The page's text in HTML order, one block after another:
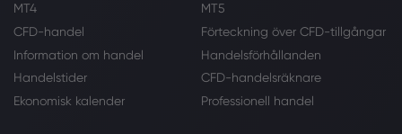
MT4
MT5
CFD-handel
Förteckning över CFD-tillgångar
Information om handel
Handelsförhållanden
Handelstider
CFD-handelsräknare
Ekonomisk kalender
Professionell handel